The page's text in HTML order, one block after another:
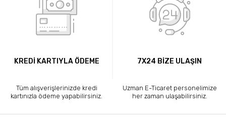
KREDİ KARTIYLA ÖDEME
Tüm alışverişlerinizde kredi
kartınızla ödeme yapabilirsiniz.
7X24 BİZE ULAŞIN
Uzman E-Ticaret personelimize
her zaman ulaşabilirsiniz.